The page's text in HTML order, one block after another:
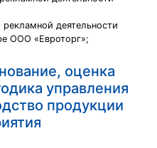
деятельности
ООО «Евроторг»;
оценка
управления
продукции